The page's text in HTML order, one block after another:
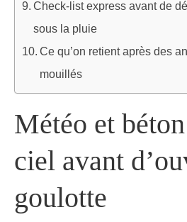
Check-list express avant de
sous la pluie
Ce qu’on retient après des
mouillés
Météo et
ciel avant
goulotte